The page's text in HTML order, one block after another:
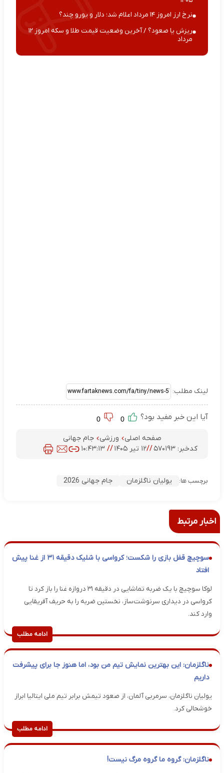
نرخ ارز امروز ۱۴ مرداد اعلام شد؛ دلار و یورو چند؟
ریزش یا صعود؟ / آخرین وضعیت قیمت طلا و سکه امروز ۱۲
مرداد
لینک مطلب:
آیا این خبر مفید بود؟
صفحه اصلی ورزشی
جام جهانی
کدخبر:۵۷۰۱۹۳ //۱۲ تیر ۱۴۰۵ //۱۰:۴۳:۱۳
برچسب ها: یولیان ناگلزمان جام جهانی 2026
اخبار مرتبط
سوچیچ قفل بازی را شکست؛ کرواسی با شلیک دقیقه ۳۱ از غنا پیش
افتاد
لوکا سوچیچ با یک ضربه تماشایی در دقیقه ۳۱ دروازه غنا را باز کرد تا
کرواسی در دیداری سرنوشت‌ساز، نخستین ضربه را به حریف آفریقایی
وارد کند.
ادامه مطلب
ناگلزمان: این بهترین نمایش تیم من بود، اما هنوز جا برای پیشرفت
داریم
یولیان ناگلزمان، سرمربی آلمان، از صعود تیمش برابر تیم ملی ایتالیا ابراز
خوشحالی کرد.
ادامه مطلب
ناگلزمان: گروه ما گروه مرگ نیست!